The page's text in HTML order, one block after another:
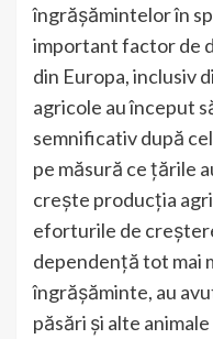
îngrășămintelor în
important factor de
din Europa, inclusiv
agricole au început
semnificativ după
pe măsură ce țările
crește producția
eforturile de
dependență tot mai
îngrășăminte, au
păsări și alte